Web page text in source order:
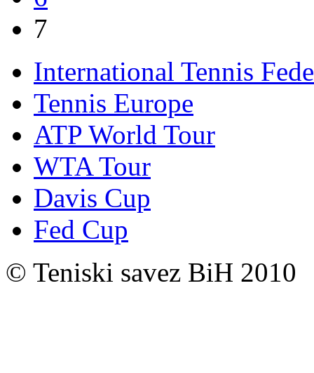
7
International Tennis
Tennis Europe
ATP World Tour
WTA Tour
Davis Cup
Fed Cup
© Teniski savez BiH 2010